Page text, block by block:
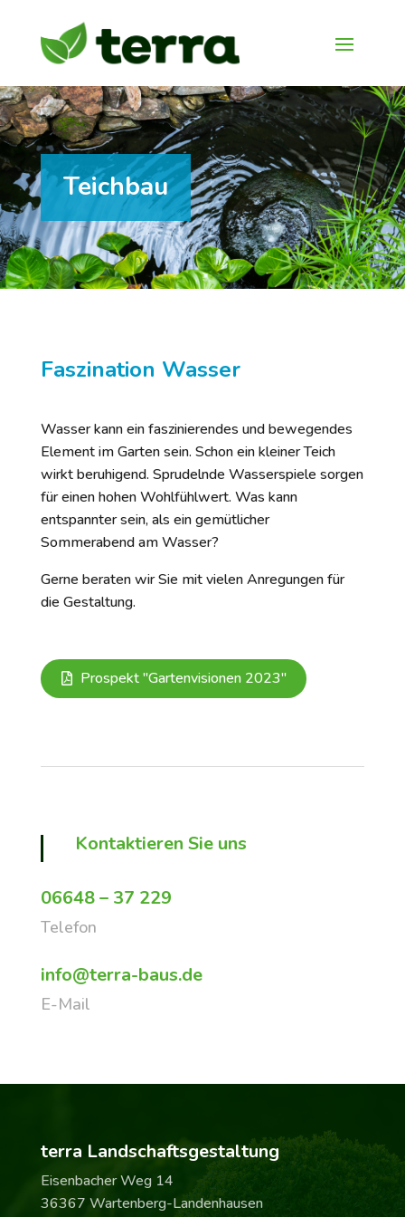
Teichbau
Faszination Wasser
Wasser kann ein faszinierendes und bewegendes
Element im Garten sein. Schon ein kleiner Teich
wirkt beruhigend. Sprudelnde Wasserspiele sorgen
für einen hohen Wohlfühlwert. Was kann
entspannter sein, als ein gemütlicher
Sommerabend am Wasser?
Gerne beraten wir Sie mit vielen Anregungen für
die Gestaltung.
Prospekt "Gartenvisionen 2023"
Kontaktieren Sie uns
06648 – 37 229
Telefon
info@terra-baus.de
E-Mail
terra Landschaftsgestaltung
Eisenbacher Weg 14
36367 Wartenberg-Landenhausen